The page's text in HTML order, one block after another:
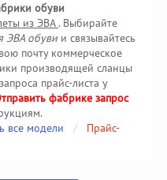
обуви
из ЭВА. Выбирайте
ЭВА обувии связывайтесь
почту коммерческое
производящей сланцы
прайс-листа у
фабрике запрос
все модели
/
Прайс-